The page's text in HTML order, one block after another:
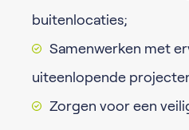
buitenlocaties;
Samenwerken met
uiteenlopende
Zorgen voor een